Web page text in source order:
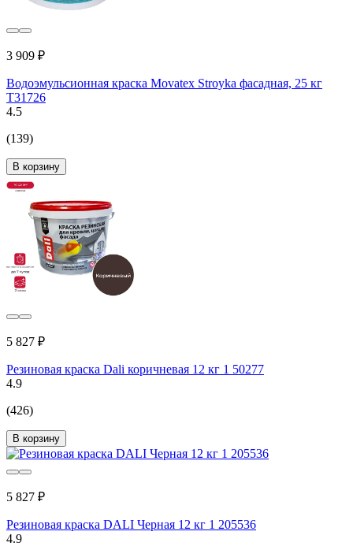
3 909 ₽
Водоэмульсионная краска Movatex Stroyka фасадная, 25 кг
Т31726
4.5
(139)
В корзину
5 827 ₽
Резиновая краска Dali коричневая 12 кг 1 50277
4.9
(426)
В корзину
5 827 ₽
Резиновая краска DALI Черная 12 кг 1 205536
4.9